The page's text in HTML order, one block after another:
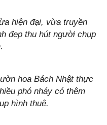
hiện đại, vừa truyền
đẹp thu hút người chụp
hoa Bách Nhật thực
phó nháy có thêm
hình thuê.